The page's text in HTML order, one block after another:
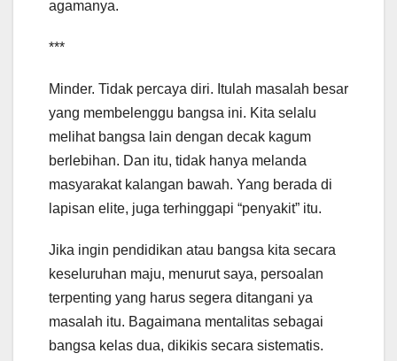
agamanya.
***
Minder. Tidak percaya diri. Itulah masalah besar
yang membelenggu bangsa ini. Kita selalu
melihat bangsa lain dengan decak kagum
berlebihan. Dan itu, tidak hanya melanda
masyarakat kalangan bawah. Yang berada di
lapisan elite, juga terhinggapi “penyakit” itu.
Jika ingin pendidikan atau bangsa kita secara
keseluruhan maju, menurut saya, persoalan
terpenting yang harus segera ditangani ya
masalah itu. Bagaimana mentalitas sebagai
bangsa kelas dua, dikikis secara sistematis.